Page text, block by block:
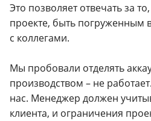
Это позволяет отвечать за
проекте, быть погруженным
с коллегами.
Мы пробовали отделять
производством – не
нас. Менеджер должен
клиента, и ограничения